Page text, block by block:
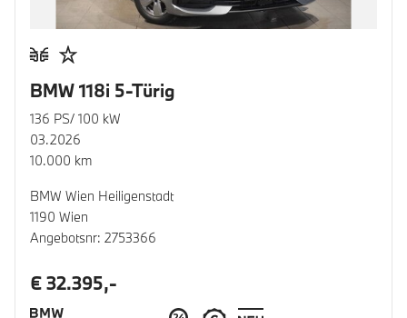
BMW 118i 5-Türig
136 PS/ 100 kW
03.2026
10.000 km
BMW Wien Heiligenstadt
1190 Wien
Angebotsnr: 2753366
€ 32.395,-